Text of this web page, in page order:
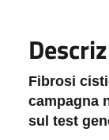
Fibrosi
campagna
sul test